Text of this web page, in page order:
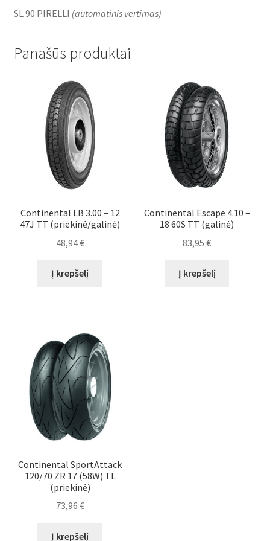
SL 90 PIRELLI (automatinis vertimas)
Panašūs produktai
Continental LB 3.00 – 12
47J TT (priekinė/galinė)
48,94€
Į krepšelį
Continental Escape 4.10 –
18 60S TT (galinė)
83,95€
Į krepšelį
Continental SportAttack
120/70 ZR 17 (58W) TL
(priekinė)
73,96 €
Į krepšelį